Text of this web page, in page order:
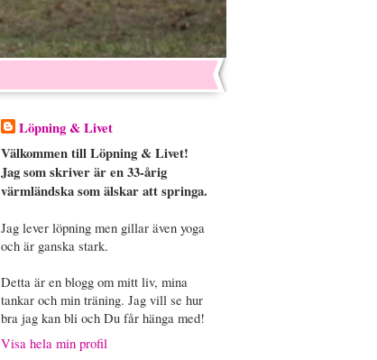
Löpning & Livet
Välkommen till Löpning & Livet!
Jag som skriver är en 33-årig
värmländska som älskar att springa.
Jag lever löpning men gillar även yoga
och är ganska stark.
Detta är en blogg om mitt liv, mina
tankar och min träning. Jag vill se hur
bra jag kan bli och Du får hänga med!
Visa hela min profil